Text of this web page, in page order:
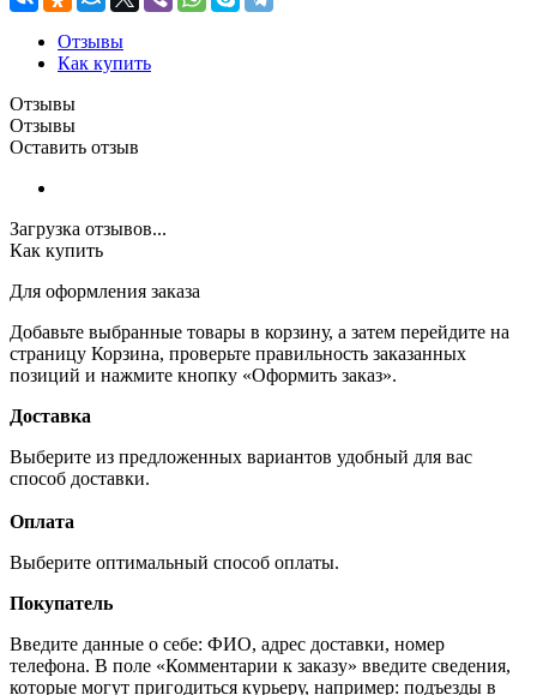
Отзывы
Как купить
Отзывы
Отзывы
Оставить отзыв
Загрузка отзывов...
Как купить
Для оформления заказа
Добавьте выбранные товары в корзину, а затем перейдите на
страницу Корзина, проверьте правильность заказанных
позиций и нажмите кнопку «Оформить заказ».
Доставка
Выберите из предложенных вариантов удобный для вас
способ доставки.
Оплата
Выберите оптимальный способ оплаты.
Покупатель
Введите данные о себе: ФИО, адрес доставки, номер
телефона. В поле «Комментарии к заказу» введите сведения,
которые могут пригодиться курьеру, например: подъезды в